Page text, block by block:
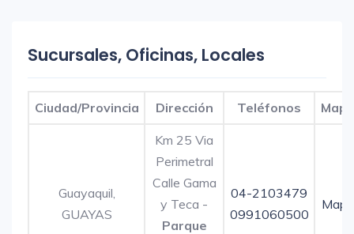
Sucursales, Oficinas, Locales
Ciudad/Provincia Dirección Teléfonos Mapa
Guayaquil,
GUAYAS
Km 25 Via
Perimetral
Calle Gama
y Teca -
Parque
04-2103479
0991060500
Mapa